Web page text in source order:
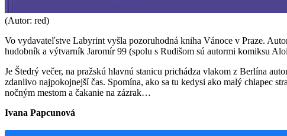
(Autor: red)
Vo vydavateľstve Labyrint vyšla pozoruhodná kniha Vánoce v Praze.
hudobník a výtvarník Jaromír 99 (spolu s Rudišom sú autormi komiksu
Je Štedrý večer, na pražskú hlavnú stanicu prichádza vlakom z Berlína
zdanlivo najpokojnejší čas. Spomína, ako sa tu kedysi ako malý chlapec
nočným mestom a čakanie na zázrak…
Ivana Papcunová